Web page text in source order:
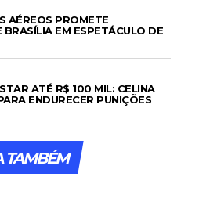
AÉREOS PROMETE
EM ESPETÁCULO DE
ATÉ R$ 100 MIL: CELINA
ENDURECER PUNIÇÕES
TAMBÉM